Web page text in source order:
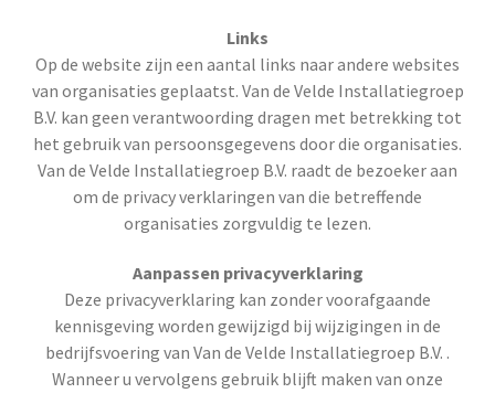
Links
Op de website zijn een aantal links naar andere websites
van organisaties geplaatst. Van de Velde Installatiegroep
B.V. kan geen verantwoording dragen met betrekking tot
het gebruik van persoonsgegevens door die organisaties.
Van de Velde Installatiegroep B.V. raadt de bezoeker aan
om de privacy verklaringen van die betreffende
organisaties zorgvuldig te lezen.
Aanpassen privacyverklaring
Deze privacyverklaring kan zonder voorafgaande
kennisgeving worden gewijzigd bij wijzigingen in de
bedrijfsvoering van Van de Velde Installatiegroep B.V. .
Wanneer u vervolgens gebruik blijft maken van onze